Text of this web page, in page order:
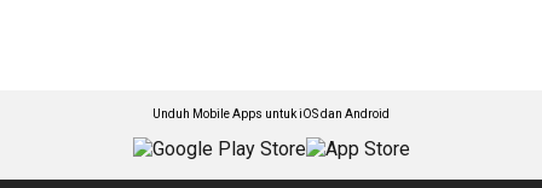
Unduh Mobile Apps untuk iOS dan Android